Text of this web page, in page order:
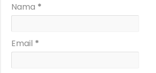
Nama *
Email *